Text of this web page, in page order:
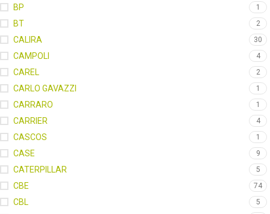
BP 1
BT 2
CALIRA 30
CAMPOLI 4
CAREL 2
CARLO GAVAZZI 1
CARRARO 1
CARRIER 4
CASCOS 1
CASE 9
CATERPILLAR 5
CBE 74
CBL 5